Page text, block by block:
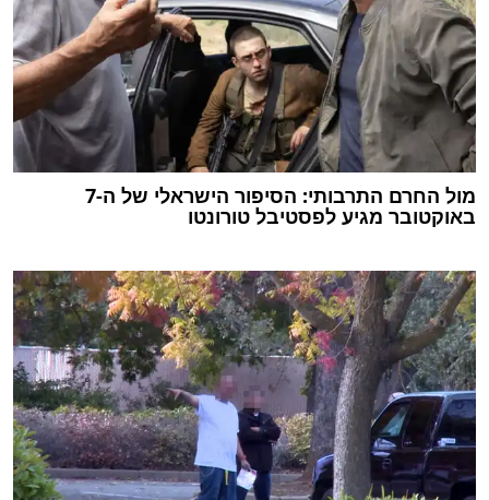
מול החרם התרבותי: הסיפור הישראלי של ה-7
באוקטובר מגיע לפסטיבל טורונטו